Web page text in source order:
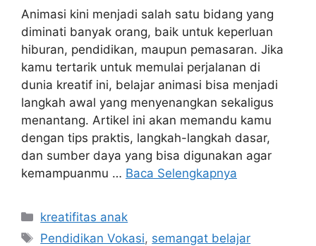
Animasi kini menjadi salah satu bidang yang
diminati banyak orang, baik untuk keperluan
hiburan, pendidikan, maupun pemasaran. Jika
kamu tertarik untuk memulai perjalanan di
dunia kreatif ini, belajar animasi bisa menjadi
langkah awal yang menyenangkan sekaligus
menantang. Artikel ini akan memandu kamu
dengan tips praktis, langkah-langkah dasar,
dan sumber daya yang bisa digunakan agar
kemampuanmu … Baca Selengkapnya
Kategori
kreatifitas anak
Tag
Pendidikan Vokasi, semangat belajar